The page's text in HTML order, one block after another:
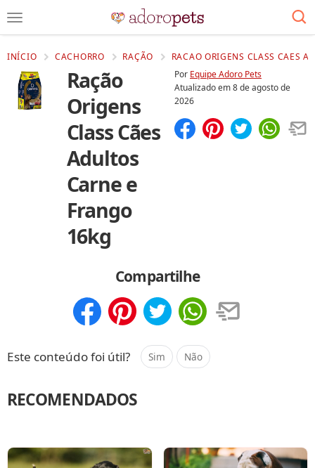
INÍCIO CACHORRO RAÇÃO RACAO ORIGENS CLASS CAES
Ração
Origens
Class Cães
Adultos
Carne e
Frango
16kg
Por Equipe Adoro Pets
Atualizado em8 de agosto de
2026
Compartilhe
Este conteúdo foi útil? Sim Não
RECOMENDADOS